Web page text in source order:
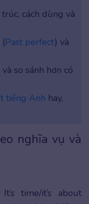
cách dùng và
(Past perfect) và
và so sánh hơn có
tiếng Anh hay,
nghĩa vụ và
time/it’s about